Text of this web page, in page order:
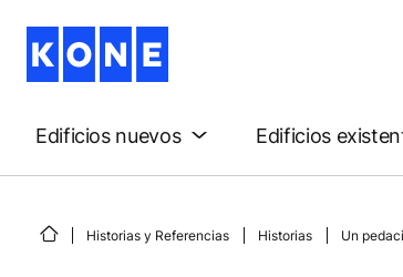
Edificios nuevos Edificios
Historias y Referencias Historias Un